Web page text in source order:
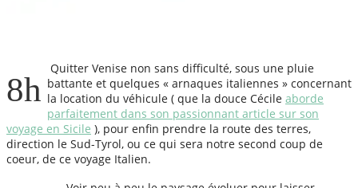
8h
Quitter Venise non sans difficulté, sous une pluie
battante et quelques « arnaques italiennes » concernant
la location du véhicule ( que la douce Cécile aborde
parfaitement dans son passionnant article sur son
voyage en Sicile ), pour enfin prendre la route des terres,
direction le Sud-Tyrol, ou ce qui sera notre second coup de
coeur, de ce voyage Italien.